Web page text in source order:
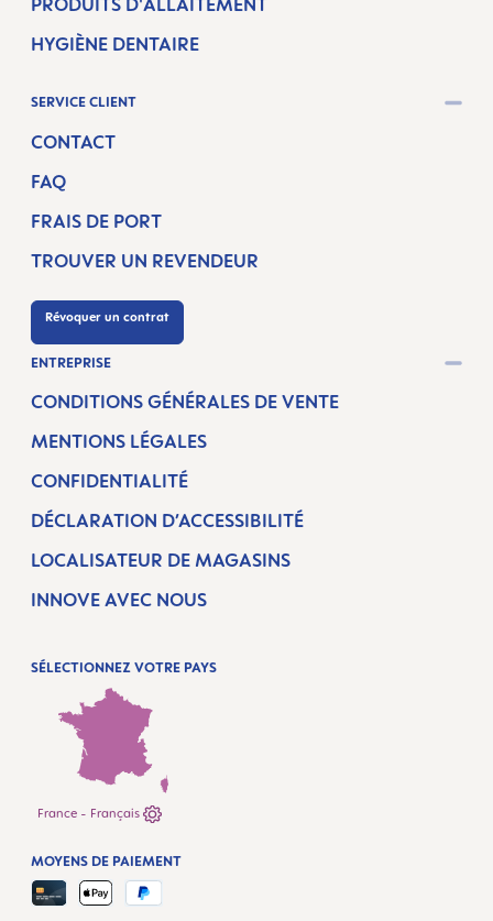
PRODUITS D'ALLAITEMENT
HYGIÈNE DENTAIRE
SERVICE CLIENT
CONTACT
FAQ
FRAIS DE PORT
TROUVER UN REVENDEUR
Révoquer un contrat
ENTREPRISE
CONDITIONS GÉNÉRALES DE VENTE
MENTIONS LÉGALES
CONFIDENTIALITÉ
DÉCLARATION D’ACCESSIBILITÉ
LOCALISATEUR DE MAGASINS
INNOVE AVEC NOUS
SÉLECTIONNEZ VOTRE PAYS
France - Français
MOYENS DE PAIEMENT